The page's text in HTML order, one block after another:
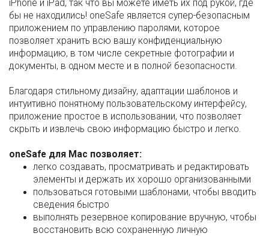
iPhone и iPad, так что вы можете иметь их под рукой, где
бы не находились! oneSafe является супер-безопасным
приложением по управлению паролями, которое
позволяет хранить всю вашу конфиденциальную
информацию, в том числе секретные фотографии и
документы, в одном месте и в полной безопасности.
Благодаря стильному дизайну, адаптации шаблонов и
интуитивно понятному пользовательскому интерфейсу,
приложение простое в использовании, что позволяет
скрыть и извлечь свою информацию быстро и легко.
oneSafe для Mac позволяет:
легко создавать, просматривать и редактировать
элементы и держать их хорошо организованными
пользоваться готовыми шаблонами, чтобы вводить
сведения быстро
выполнять резервное копирование вручную, чтобы
восстановить всю сохраненную личную